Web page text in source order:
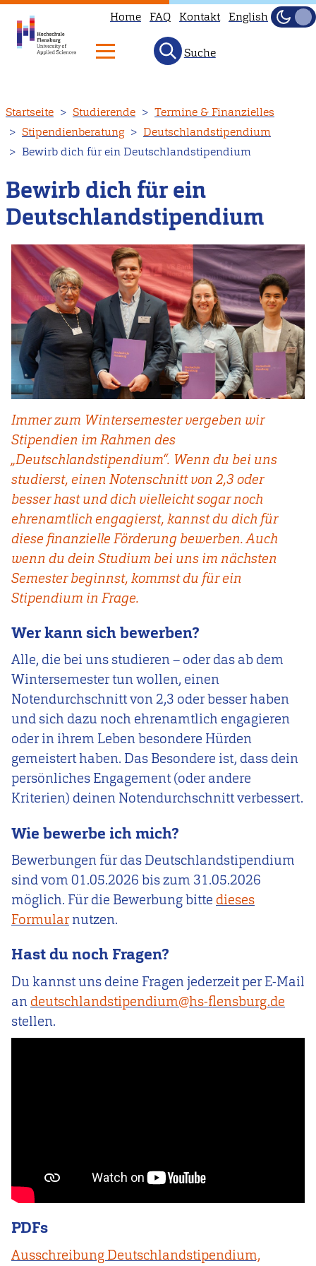
zum
Inhalt
Home FAQ Kontakt English
Hell
Suche
Startseite Studierende
Termine & Finanzielles
Stipendienberatung
Deutschlandstipendium
Bewirb dich für ein Deutschlandstipendium
Bewirb dich für ein
Deutschlandstipendium
Immer zum Wintersemester vergeben wir
Stipendien im Rahmen des
„Deutschlandstipendium“. Wenn du bei uns
studierst, einen Notenschnitt von 2,3 oder
besser hast und dich vielleicht sogar noch
ehrenamtlich engagierst, kannst du dich für
diese finanzielle Förderung bewerben. Auch
wenn du dein Studium bei uns im nächsten
Semester beginnst, kommst du für ein
Stipendium in Frage.
Wer kann sich bewerben?
Alle, die bei uns studieren – oder das ab dem
Wintersemester tun wollen, einen
Notendurchschnitt von 2,3 oder besser haben
und sich dazu noch ehrenamtlich engagieren
oder in ihrem Leben besondere Hürden
gemeistert haben. Das Besondere ist, dass dein
persönliches Engagement (oder andere
Kriterien) deinen Notendurchschnitt verbessert.
Wie bewerbe ich mich?
Bewerbungen für das Deutschlandstipendium
sind vom 01.05.2026 bis zum 31.05.2026
möglich. Für die Bewerbung bitte dieses
Formularnutzen.
Hast du noch Fragen?
Du kannst uns deine Fragen jederzeit per E-Mail
an deutschlandstipendium@hs-flensburg.de
stellen.
PDFs
Ausschreibung Deutschlandstipendium,